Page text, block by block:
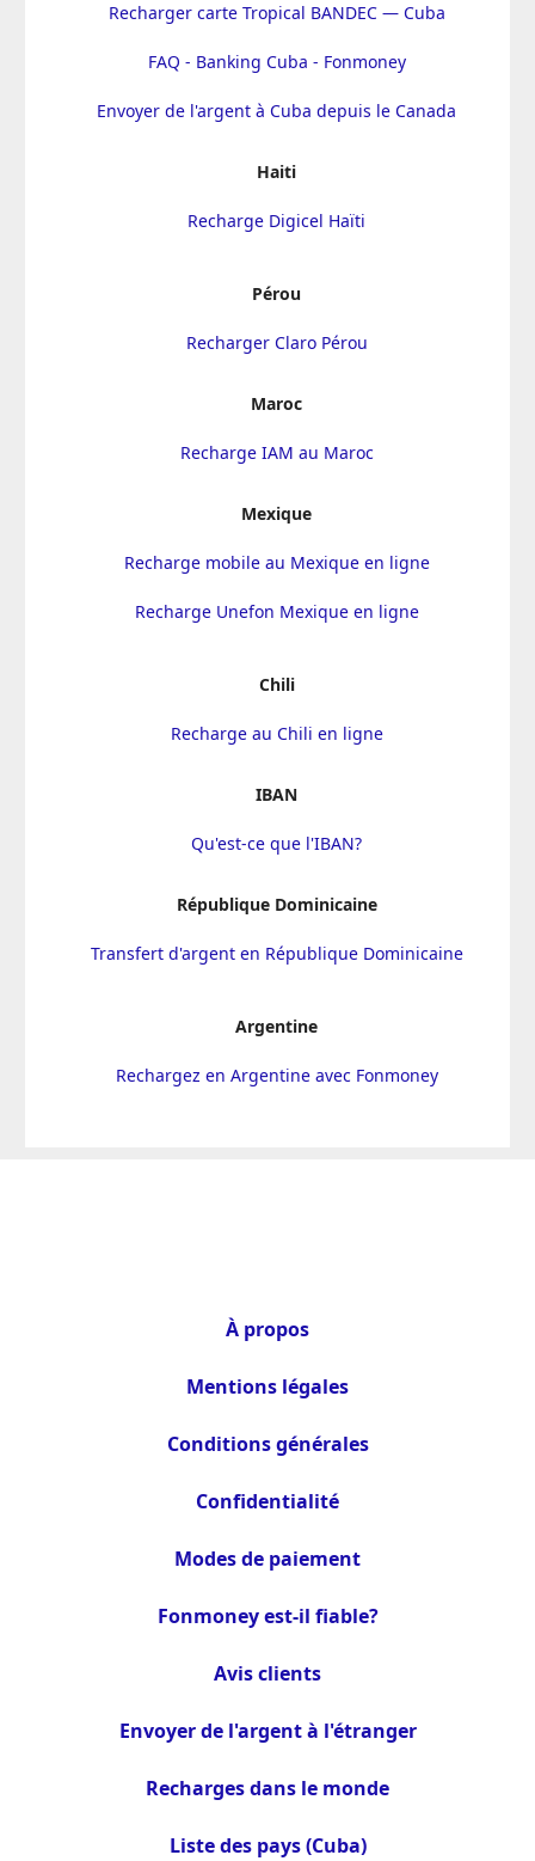
Recharger carte Tropical BANDEC — Cuba
FAQ - Banking Cuba - Fonmoney
Envoyer de l'argent à Cuba depuis le Canada
Haiti
Recharge Digicel Haïti
Pérou
Recharger Claro Pérou
Maroc
Recharge IAM au Maroc
Mexique
Recharge mobile au Mexique en ligne
Recharge Unefon Mexique en ligne
Chili
Recharge au Chili en ligne
IBAN
Qu'est-ce que l'IBAN?
République Dominicaine
Transfert d'argent en République Dominicaine
Argentine
Rechargez en Argentine avec Fonmoney
À propos
Mentions légales
Conditions générales
Confidentialité
Modes de paiement
Fonmoney est-il fiable?
Avis clients
Envoyer de l'argent à l'étranger
Recharges dans le monde
Liste des pays (Cuba)